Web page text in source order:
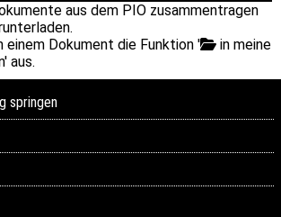
aus dem PIO zusammentragen
einem Dokument die Funktion '
in meine
aus.
springen